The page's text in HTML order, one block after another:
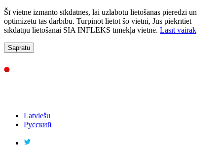
Šī vietne izmanto sīkdatnes, lai uzlabotu lietošanas pieredzi un
optimizētu tās darbību. Turpinot lietot šo vietni, Jūs piekrītiet
sīkdatņu lietošanai SIA INFLEKS tīmekļa vietnē. Lasīt vairāk
Sapratu
Latviešu
Русский